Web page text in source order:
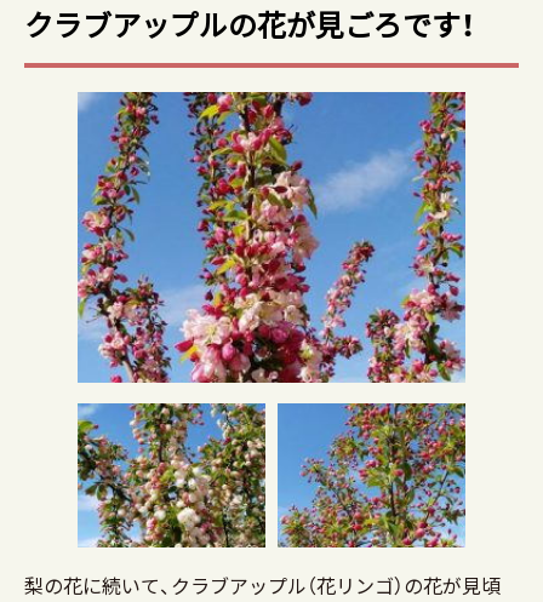
クラブアップルの花が見ごろです！
梨の花に続いて、クラブアップル（花リンゴ）の花が見頃